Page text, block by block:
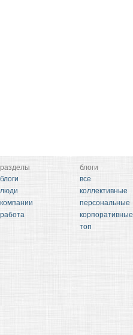
разделы
блоги
люди
компании
работа
блоги
все
коллективные
персональные
корпоративные
топ